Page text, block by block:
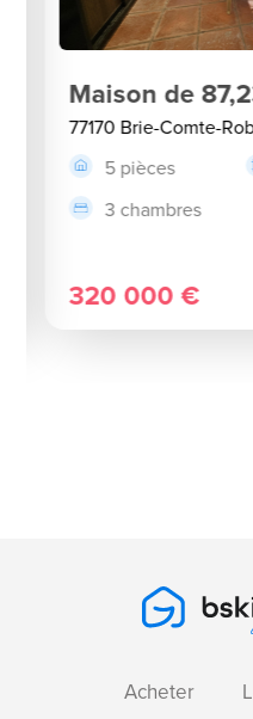
Maison de
77170 Brie-Comte-
5 pièces
3 chambres
320 000 €
Acheter